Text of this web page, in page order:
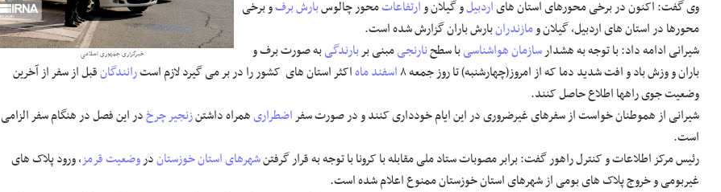
خبرگزاری جمهوری اسلامی
وی گفت: اکنون در برخی محورهای استان هایاردبیلو گیلان وارتفاعاتمحور چالوسبارش برفو برخی
محورها در استان های اردبیل، گیلان ومازندرانبارش باران گزارش شده است.
شیرانی ادامه داد: با توجه به هشدارسازمان هواشناسیبا سطحنارنجیمبنی بربارندگیبه صورت برف و
باران و وزش باد و افت شدید دما که از امروز(چهارشنبه) تا روز جمعه ۸ اسفند ماهاکثر استان های کشور را در بر می گیرد لازم استرانندگانقبل از سفر از آخرین
وضعیت جوی راهها اطلاع حاصل کنند.
شیرانی از هموطنان خواست از سفرهای غیرضروری در این ایام خودداری کنند و در صورت سفراضطراریهمراه داشتنزنجیر چرخدر این فصل در هنگام سفر الزامی
است.
رئیس مرکز اطلاعات و کنترل راهور گفت: برابر مصوبات ستاد ملی مقابله با کرونا با توجه به قرار گرفتنشهرهای استان خوزستاندروضعیت قرمز، ورود پلاک های
غیربومی و خروج پلاک های بومی از شهرهای استان خوزستان ممنوع اعلام شده است.